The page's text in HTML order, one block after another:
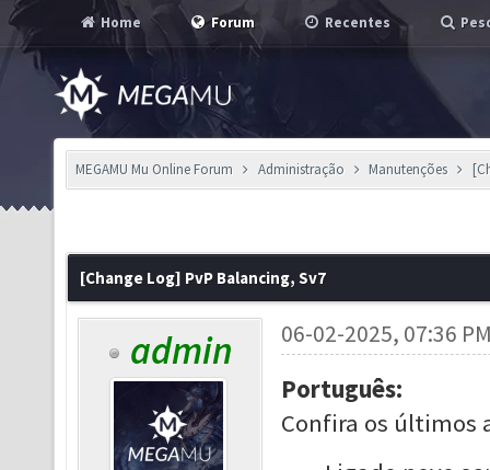
Home Forum Recentes
MEGAMU Mu Online Forum Administração Manutenções
[Change Log] PvP Balancing, Sv7
admin 06-02-2025, 07:36
Português:
Confira os últimos